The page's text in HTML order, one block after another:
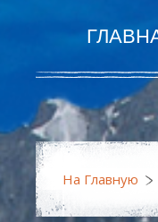
На Главную